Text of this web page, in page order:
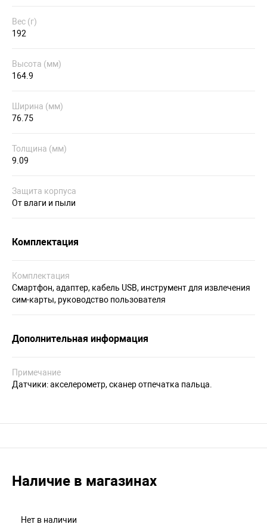
Вес (г)
192
Высота (мм)
164.9
Ширина (мм)
76.75
Толщина (мм)
9.09
Защита корпуса
От влаги и пыли
Комплектация
Комплектация
Смартфон, адаптер, кабель USB, инструмент для извлечения
сим-карты, руководство пользователя
Дополнительная информация
Примечание
Датчики: акселерометр, сканер отпечатка пальца.
Наличие в магазинах
Нет в наличии